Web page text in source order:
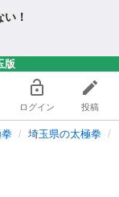
！
版
ログイン 投稿
埼玉県の太極拳